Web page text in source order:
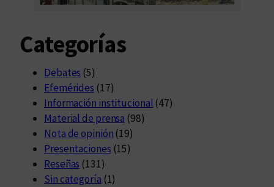
Categorías
Debates (5)
Efemérides (17)
Información institucional (47)
Material de prensa (98)
Nota de opinión (19)
Presentaciones (15)
Reseñas (131)
Sin categoría (1)